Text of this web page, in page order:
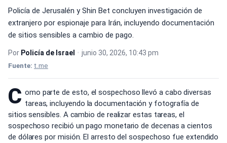
Policía de Jerusalén y Shin Bet concluyen investigación de
extranjero por espionaje para Irán, incluyendo documentación
de sitios sensibles a cambio de pago.
Por Policía de Israel • junio 30, 2026, 10:43 pm
Fuente: t.me
C omo parte de esto, el sospechoso llevó a cabo diversas
tareas, incluyendo la documentación y fotografía de
sitios sensibles. A cambio de realizar estas tareas, el
sospechoso recibió un pago monetario de decenas a cientos
de dólares por misión. El arresto del sospechoso fue extendido